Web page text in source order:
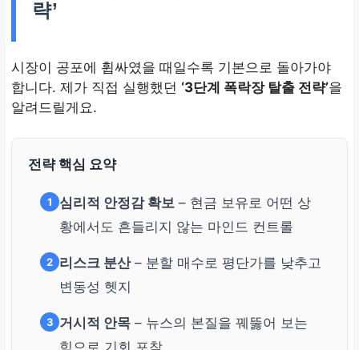
략’
시장이 공포에 휩싸였을 때일수록 기본으로 돌아가야
합니다. 제가 직접 실행했던 ‘3단계 폭락장 탈출 전략’을
알려드릴게요.
전략 핵심 요약
1 심리적 안정감 확보 – 현금 보유로 어떤 상
황에서도 흔들리지 않는 마인드 컨트롤
2 리스크 분산– 분할 매수로 평단가를 낮추고
변동성 헷지
3 거시적 안목 – 뉴스의 본질을 꿰뚫어 보는
힘으로 기회 포착